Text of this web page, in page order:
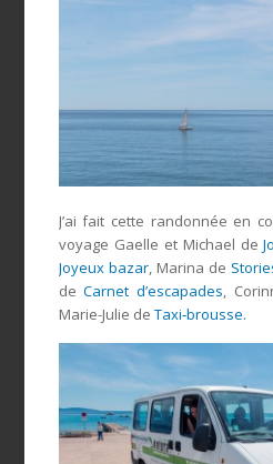
J’ai fait cette randonnée en
voyage Gaelle et Michael de
Joyeux bazar, Marina de
deCarnet d’escapades,
Marie-Julie de Taxi‐brousse.